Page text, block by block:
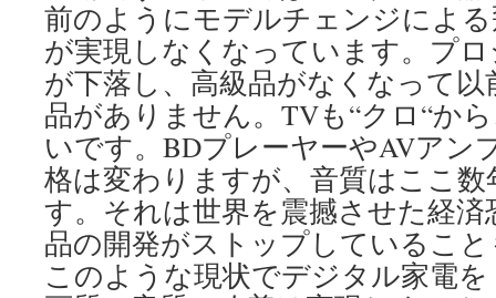
前のようにモデルチェンジによ
が実現しなくなっています。プ
が下落し、高級品がなくなって
品がありません。TVも“クロ“か
いです。BDプレーヤーやAVアン
格は変わりますが、音質はここ
す。それは世界を震撼させた経済
品の開発がストップしているこ
このような現状でデジタル家電